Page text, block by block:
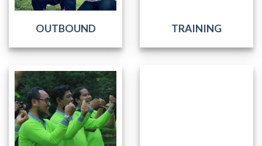
OUTBOUND TRAINING